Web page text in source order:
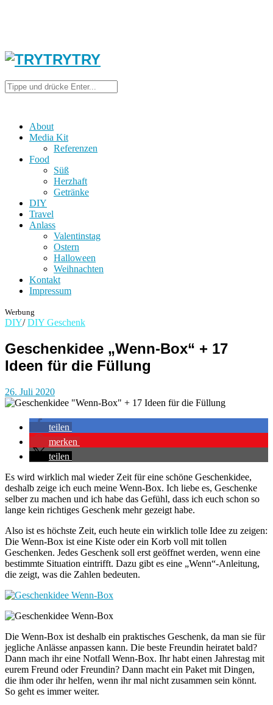
About
Media Kit
Referenzen
Food
Süß
Herzhaft
Getränke
DIY
Travel
Anlass
Valentinstag
Ostern
Halloween
Weihnachten
Kontakt
Impressum
Werbung
DIY/ DIY Geschenk
Geschenkidee „Wenn-Box“ + 17
Ideen für die Füllung
26. Juli 2020
teilen
merken
teilen
Es wird wirklich mal wieder Zeit für eine schöne Geschenkidee,
deshalb zeige ich euch meine Wenn-Box. Ich liebe es, Geschenke
selber zu machen und ich habe das Gefühl, dass ich euch schon so
lange kein richtiges Geschenk mehr gezeigt habe.
Also ist es höchste Zeit, euch heute ein wirklich tolle Idee zu zeigen:
Die Wenn-Box ist eine Kiste oder ein Korb voll mit tollen
Geschenken. Jedes Geschenk soll erst geöffnet werden, wenn eine
bestimmte Situation eintrifft. Dazu gibt es eine „Wenn“-Anleitung,
die zeigt, was die Zahlen bedeuten.
Die Wenn-Box ist deshalb ein praktisches Geschenk, da man sie für
jegliche Anlässe anpassen kann. Die beste Freundin heiratet bald?
Dann mach ihr eine Notfall Wenn-Box. Ihr habt einen Jahrestag mit
eurem Freund oder Freundin? Dann macht ein Paket mit Dingen,
die ihm oder ihr helfen, wenn ihr mal nicht zusammen sein könnt.
So geht es immer weiter.